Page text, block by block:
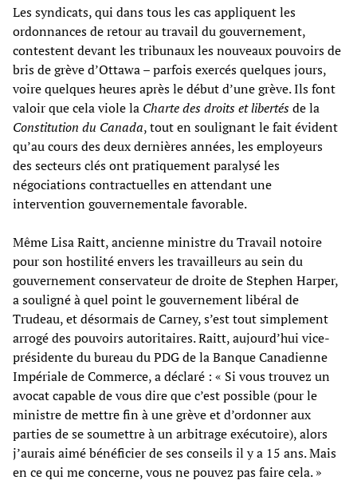
Les syndicats, qui dans tous les cas appliquent les
ordonnances de retour au travail du gouvernement,
contestent devant les tribunaux les nouveaux pouvoirs de
bris de grève d’Ottawa – parfois exercés quelques jours,
voire quelques heures après le début d’une grève. Ils font
valoir que cela viole la Charte des droits et libertésde la
Constitution du Canada, tout en soulignant le fait évident
qu’au cours des deux dernières années, les employeurs
des secteurs clés ont pratiquement paralysé les
négociations contractuelles en attendant une
intervention gouvernementale favorable.
Même Lisa Raitt, ancienne ministre du Travail notoire
pour son hostilité envers les travailleurs au sein du
gouvernement conservateur de droite de Stephen Harper,
a souligné à quel point le gouvernement libéral de
Trudeau, et désormais de Carney, s’est tout simplement
arrogé des pouvoirs autoritaires. Raitt, aujourd’hui vice-
présidente du bureau du PDG de la Banque Canadienne
Impériale de Commerce, a déclaré : « Si vous trouvez un
avocat capable de vous dire que c’est possible (pour le
ministre de mettre fin à une grève et d’ordonner aux
parties de se soumettre à un arbitrage exécutoire), alors
j’aurais aimé bénéficier de ses conseils il y a 15 ans. Mais
en ce qui me concerne, vous ne pouvez pas faire cela. »